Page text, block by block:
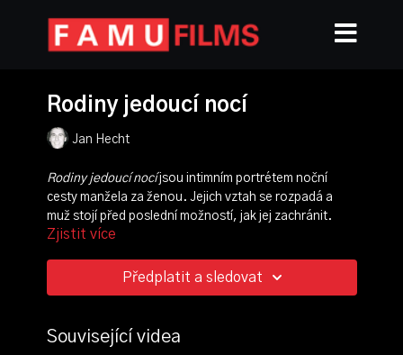
Rodiny jedoucí nocí
Jan Hecht
Rodiny jedoucí nocíjsou intimním portrétem noční
cesty manžela za ženou. Jejich vztah se rozpadá a
muž stojí před poslední možností, jak jej zachránit.
Svědkem úsilí o stmelení rodiny jsou jim pouze jejich
tvorby prozaika Jana Balabána, scénář filmu je
adaptací jeho povídky
režie, scénář:
Zjistit více
Předplatit a sledovat
Související videa